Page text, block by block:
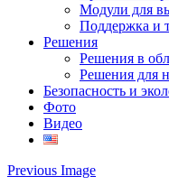
Модули для
Поддержка и
Решения
Решения в
Решения для
Безопасность и
Фото
Видео
Previous Image